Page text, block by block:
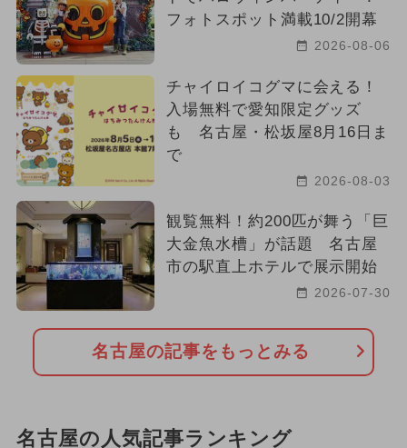
フォトスポット満載10/2開幕
2026-08-06
チャイロイコグマに会える！
入場無料で愛知限定グッズ
も 名古屋・松坂屋8月16日ま
で
2026-08-03
観覧無料！約200匹が舞う「巨
大金魚水槽」が話題 名古屋
市の駅直上ホテルで展示開始
2026-07-30
名古屋の記事をもっとみる
名古屋の人気記事ランキング